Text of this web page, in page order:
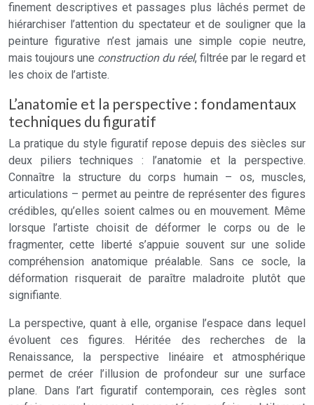
finement descriptives et passages plus lâchés permet de
hiérarchiser l’attention du spectateur et de souligner que la
peinture figurative n’est jamais une simple copie neutre,
mais toujours une construction du réel, filtrée par le regard et
les choix de l’artiste.
L’anatomie et la perspective : fondamentaux
techniques du figuratif
La pratique du style figuratif repose depuis des siècles sur
deux piliers techniques : l’anatomie et la perspective.
Connaître la structure du corps humain – os, muscles,
articulations – permet au peintre de représenter des figures
crédibles, qu’elles soient calmes ou en mouvement. Même
lorsque l’artiste choisit de déformer le corps ou de le
fragmenter, cette liberté s’appuie souvent sur une solide
compréhension anatomique préalable. Sans ce socle, la
déformation risquerait de paraître maladroite plutôt que
signifiante.
La perspective, quant à elle, organise l’espace dans lequel
évoluent ces figures. Héritée des recherches de la
Renaissance, la perspective linéaire et atmosphérique
permet de créer l’illusion de profondeur sur une surface
plane. Dans l’art figuratif contemporain, ces règles sont